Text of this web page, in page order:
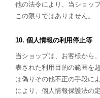
他の法令により、当ショッ
この限りではありません。
10. 個人情報の利用停止等
当ショップは、お客様から
表された利用目的の範囲を
は偽りその他不正の手段に
により、個人情報保護法の